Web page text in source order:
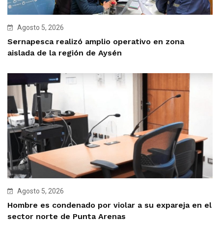
Agosto 5, 2026
Sernapesca realizó amplio operativo en zona
aislada de la región de Aysén
Agosto 5, 2026
Hombre es condenado por violar a su expareja en el
sector norte de Punta Arenas